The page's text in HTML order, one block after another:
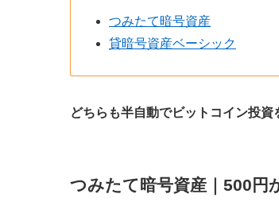
つみたて暗号資産
貸暗号資産ベーシック
どちらも半自動でビットコイン投資
つみたて暗号資産｜500円